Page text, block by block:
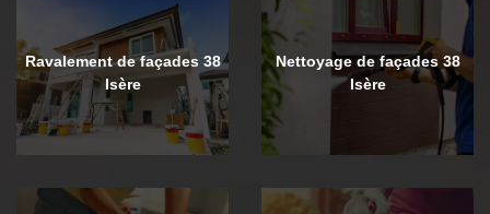
Ravalement de façades 38
Isère
Nettoyage de façades 38
Isère